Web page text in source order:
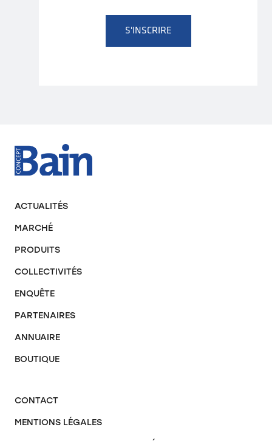
S'INSCRIRE
ACTUALITÉS
MARCHÉ
PRODUITS
COLLECTIVITÉS
ENQUÊTE
PARTENAIRES
ANNUAIRE
BOUTIQUE
CONTACT
MENTIONS LÉGALES